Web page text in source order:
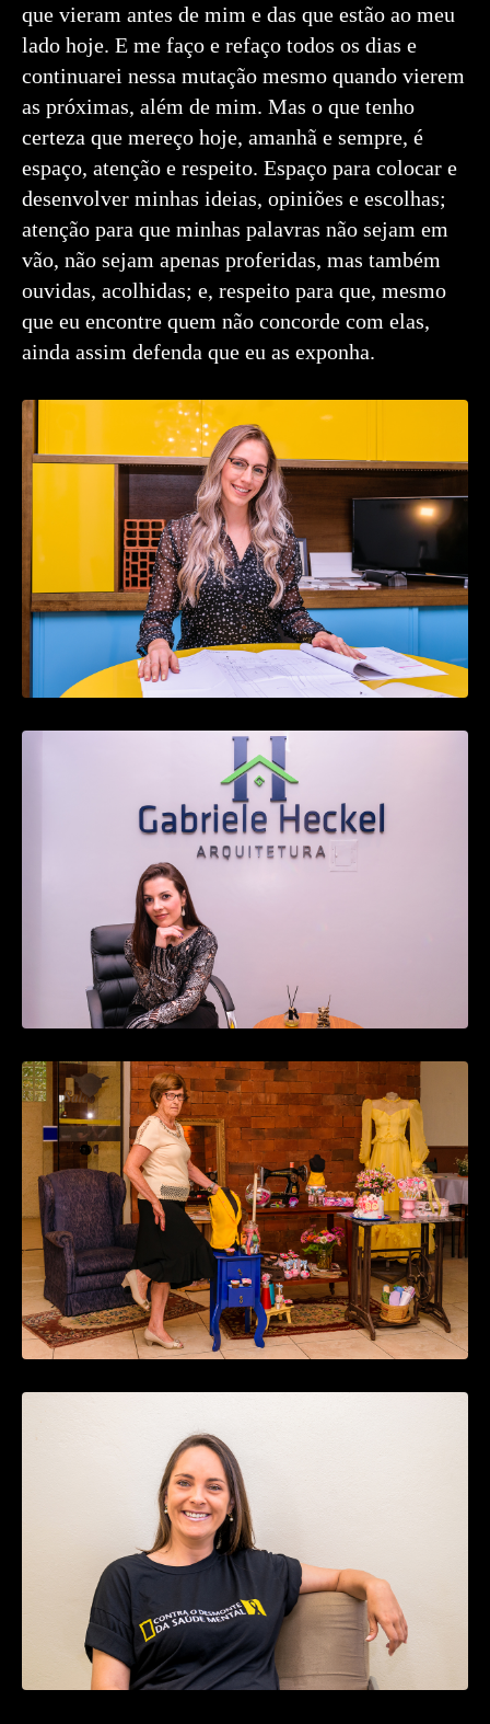
que vieram antes de mim e das que estão ao meu
lado hoje. E me faço e refaço todos os dias e
continuarei nessa mutação mesmo quando vierem
as próximas, além de mim. Mas o que tenho
certeza que mereço hoje, amanhã e sempre, é
espaço, atenção e respeito. Espaço para colocar e
desenvolver minhas ideias, opiniões e escolhas;
atenção para que minhas palavras não sejam em
vão, não sejam apenas proferidas, mas também
ouvidas, acolhidas; e, respeito para que, mesmo
que eu encontre quem não concorde com elas,
ainda assim defenda que eu as exponha.